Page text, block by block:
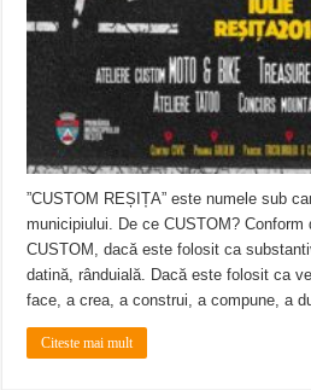
”CUSTOM REȘIȚA” este numele sub
municipiului. De ce CUSTOM? Conform
CUSTOM, dacă este folosit ca
datină, rânduială. Dacă este folosit ca
face, a crea, a construi, a compune, a
Citeste mai mult